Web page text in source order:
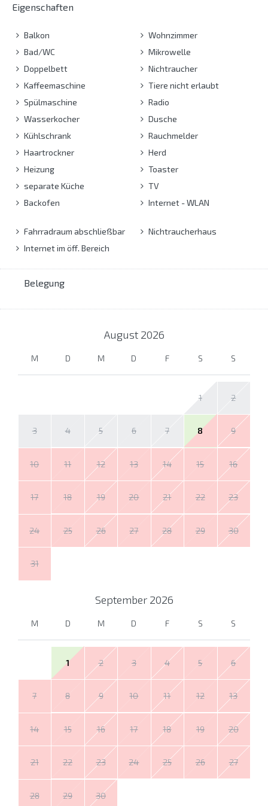
Eigenschaften
Balkon
Bad/WC
Doppelbett
Kaffeemaschine
Spülmaschine
Wasserkocher
Kühlschrank
Haartrockner
Heizung
separate Küche
Backofen
Wohnzimmer
Mikrowelle
Nichtraucher
Tiere nicht erlaubt
Radio
Dusche
Rauchmelder
Herd
Toaster
TV
Internet - WLAN
Fahrradraum abschließbar
Internet im öff. Bereich
Nichtraucherhaus
Belegung
August 2026
M D M D F S S
1 2
3 4 5 6 7 8 9
10 11 12 13 14 15 16
17 18 19 20 21 22 23
24 25 26 27 28 29 30
31
September 2026
M D M D F S S
1 2 3 4 5 6
7 8 9 10 11 12 13
14 15 16 17 18 19 20
21 22 23 24 25 26 27
28 29 30